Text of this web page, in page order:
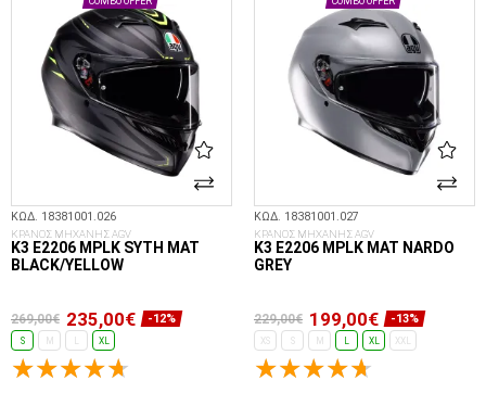
ΚΩΔ. 18381001.026
ΚΡΑΝΟΣ ΜΗΧΑΝΗΣ AGV
K3 E2206 MPLK SYTH MAT
BLACK/YELLOW
269,00€ 235,00€ -12%
S XL
ΚΩΔ. 18381001.027
ΚΡΑΝΟΣ ΜΗΧΑΝΗΣ AGV
K3 E2206 MPLK MAT NARDO
GREY
229,00€ 199,00€ -13%
XS S XL XXL